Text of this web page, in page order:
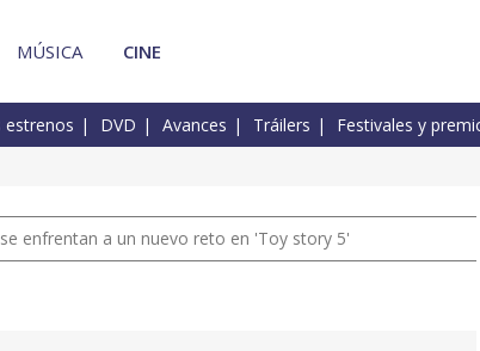
MÚSICA CINE
estrenos DVD Avances Tráilers Festivales y
enfrentan a un nuevo reto en 'Toy story 5'